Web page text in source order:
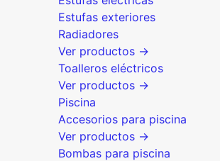
Estufas exteriores
Radiadores
Ver productos →
Toalleros eléctricos
Ver productos →
Piscina
Accesorios para piscina
Ver productos →
Bombas para piscina